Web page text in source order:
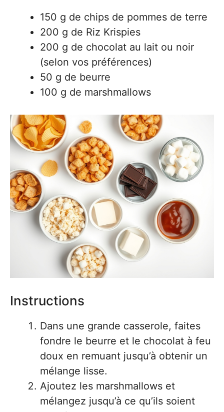
150 g de chips de pommes de terre
200 g de Riz Krispies
200 g de chocolat au lait ou noir
(selon vos préférences)
50 g de beurre
100 g de marshmallows
Instructions
Dans une grande casserole, faites
fondre le beurre et le chocolat à feu
doux en remuant jusqu’à obtenir un
mélange lisse.
Ajoutez les marshmallows et
mélangez jusqu’à ce qu’ils soient